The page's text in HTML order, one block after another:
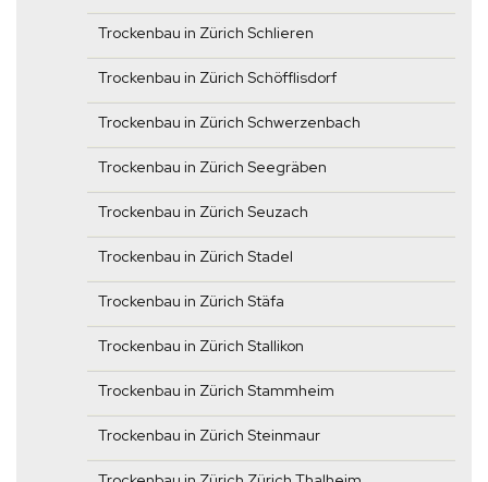
Trockenbau in Zürich Schlieren
Trockenbau in Zürich Schöfflisdorf
Trockenbau in Zürich Schwerzenbach
Trockenbau in Zürich Seegräben
Trockenbau in Zürich Seuzach
Trockenbau in Zürich Stadel
Trockenbau in Zürich Stäfa
Trockenbau in Zürich Stallikon
Trockenbau in Zürich Stammheim
Trockenbau in Zürich Steinmaur